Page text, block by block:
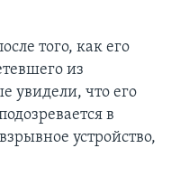
того, как его
из
увидели, что его
в
устройство,